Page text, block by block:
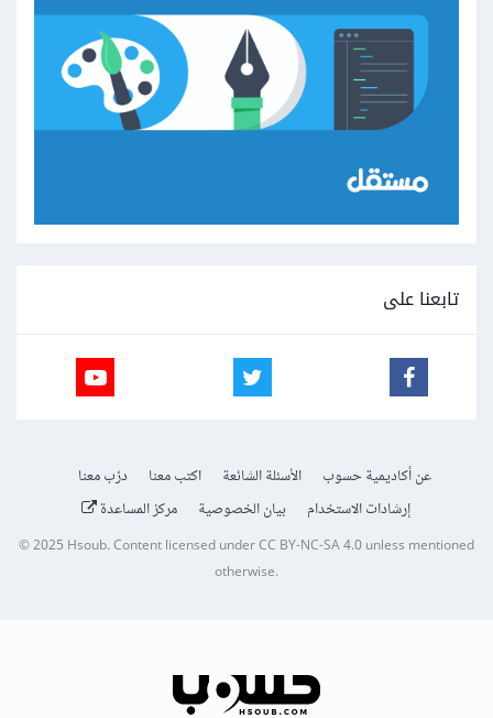
تابعنا على
عن أكاديمية حسوب الأسئلة الشائعة اكتب معنا
درّب معنا
إرشادات الاستخدام
بيان الخصوصية مركز المساعدة
© 2025Hsoub.Content licensed underCC BY-NC-SA 4.0unless mentioned
otherwise.